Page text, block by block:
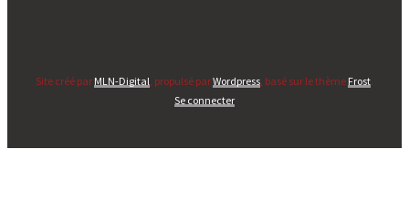
Site créé par MLN-Digital , propulsé parWordpress , basé sur le thème Frost.
Se connecter